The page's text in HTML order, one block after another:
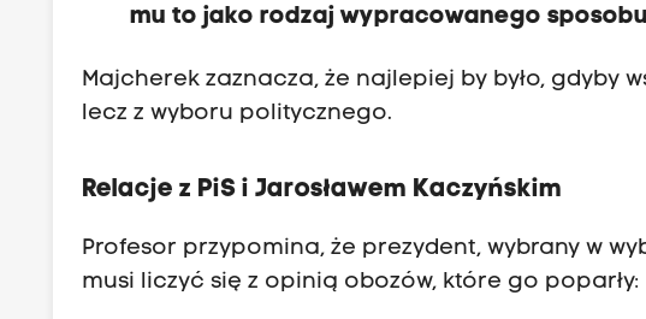
mu to jako rodzaj wypracowanego
Majcherek zaznacza, że najlepiej by było, gdyby
lecz z wyboru politycznego.
Relacje z PiS i Jarosławem Kaczyńskim
Profesor przypomina, że prezydent, wybrany w
musi liczyć się z opinią obozów, które go poparły: